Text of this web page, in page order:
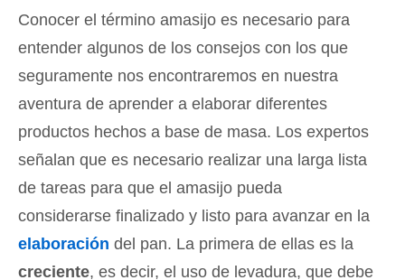
Conocer el término amasijo es necesario para
entender algunos de los consejos con los que
seguramente nos encontraremos en nuestra
aventura de aprender a elaborar diferentes
productos hechos a base de masa. Los expertos
señalan que es necesario realizar una larga lista
de tareas para que el amasijo pueda
considerarse finalizado y listo para avanzar en la
elaboración del pan. La primera de ellas es la
creciente, es decir, el uso de levadura, que debe